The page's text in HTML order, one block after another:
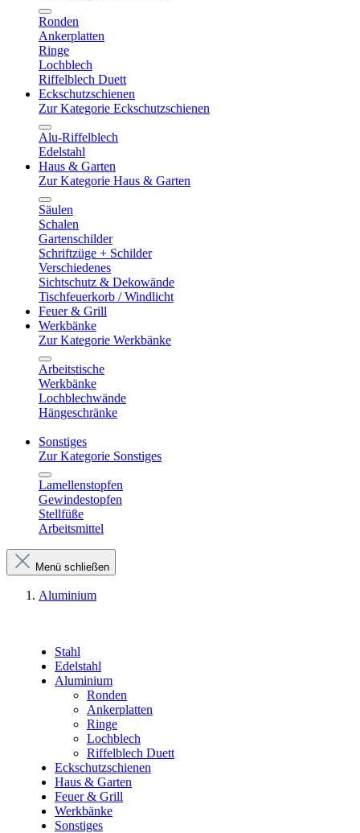
Ronden
Ankerplatten
Ringe
Lochblech
Riffelblech Duett
Eckschutzschienen
Zur Kategorie Eckschutzschienen
Alu-Riffelblech
Edelstahl
Haus & Garten
Zur Kategorie Haus & Garten
Säulen
Schalen
Gartenschilder
Schriftzüge + Schilder
Verschiedenes
Sichtschutz & Dekowände
Tischfeuerkorb / Windlicht
Feuer & Grill
Werkbänke
Zur Kategorie Werkbänke
Arbeitstische
Werkbänke
Lochblechwände
Hängeschränke
Sonstiges
Zur Kategorie Sonstiges
Lamellenstopfen
Gewindestopfen
Stellfüße
Arbeitsmittel
Menü schließen
Aluminium
Stahl
Edelstahl
Aluminium
Ronden
Ankerplatten
Ringe
Lochblech
Riffelblech Duett
Eckschutzschienen
Haus & Garten
Feuer & Grill
Werkbänke
Sonstiges